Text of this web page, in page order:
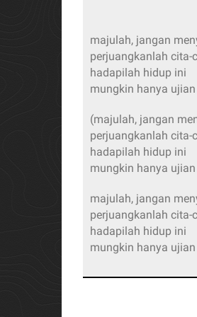
majulah, jangan
perjuangkanlah cita-
hadapilah hidup ini
mungkin hanya
(majulah, jangan
perjuangkanlah cita-
hadapilah hidup ini
mungkin hanya
majulah, jangan
perjuangkanlah cita-
hadapilah hidup ini
mungkin hanya